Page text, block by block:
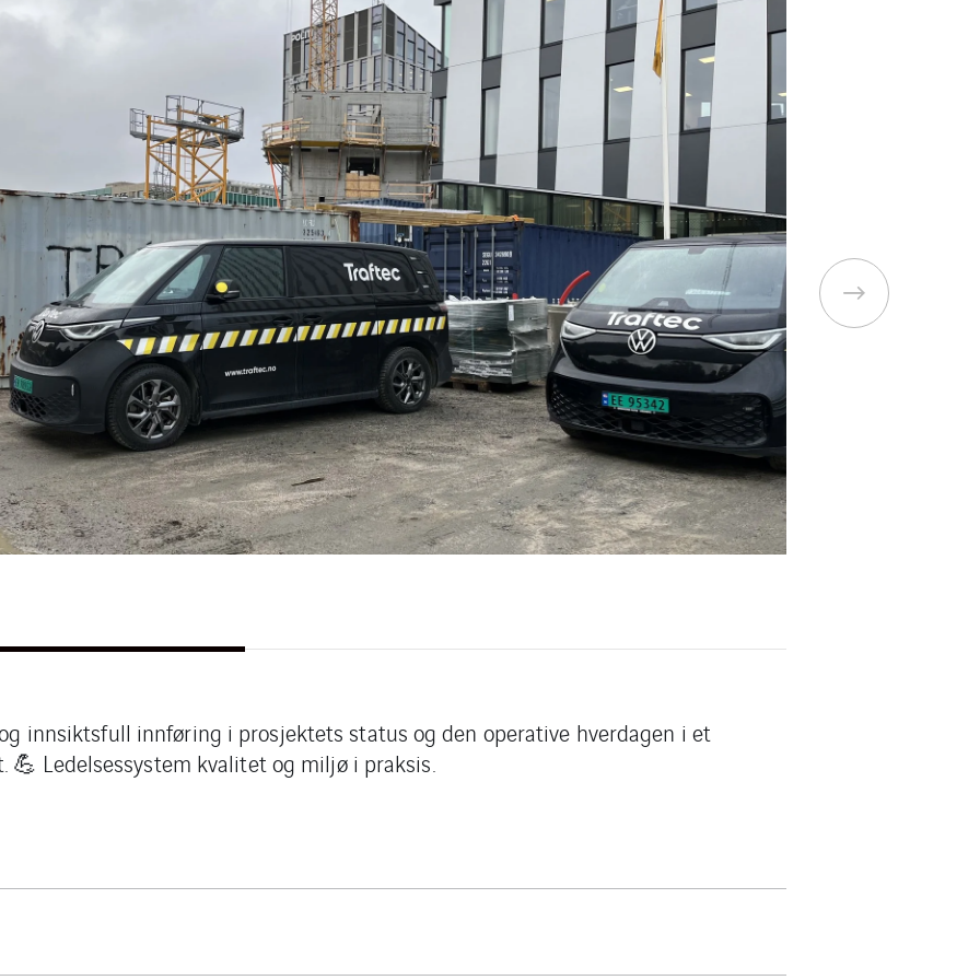
innsiktsfull innføring i prosjektets status og den operative hverdagen i et
💪 Ledelsessystem kvalitet og miljø i praksis.